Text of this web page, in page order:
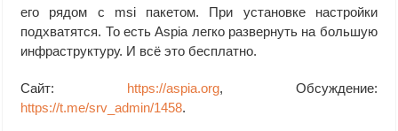
его рядом с msi пакетом. При установке настройки
подхватятся. То есть Aspia легко развернуть на большую
инфраструктуру. И всё это бесплатно.
Сайт: https://aspia.org, Обсуждение:
https://t.me/srv_admin/1458.